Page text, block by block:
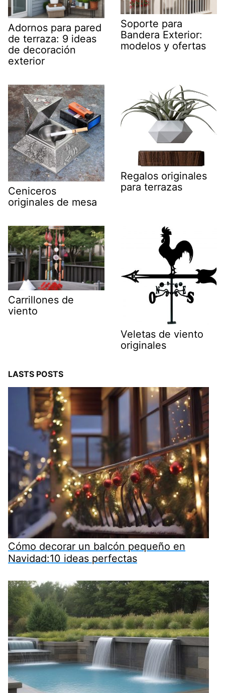
Adornos para pared
de terraza: 9 ideas
de decoración
exterior
Soporte para
Bandera Exterior:
modelos y ofertas
Ceniceros
originales de mesa
Regalos originales
para terrazas
Carrillones de
viento
Veletas de viento
originales
LASTS POSTS
Cómo decorar un balcón pequeño en
Navidad:10 ideas perfectas